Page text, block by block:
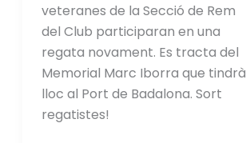
veteranes de la Secció de Rem
del Club participaran en una
regata novament. Es tracta del
Memorial Marc Iborra que tindrà
lloc al Port de Badalona. Sort
regatistes!